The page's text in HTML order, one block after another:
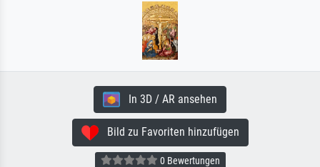
In 3D / AR ansehen
Bild zu Favoriten hinzufügen
0 Bewertungen